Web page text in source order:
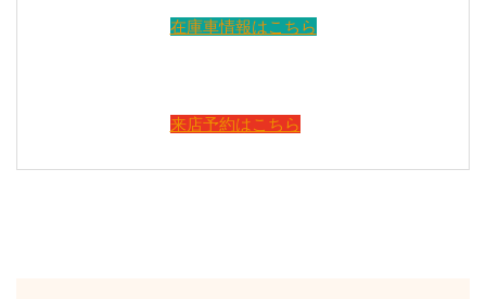
在庫車情報はこちら
来店予約はこちら